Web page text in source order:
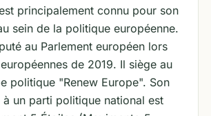
principalement connu pour son
sein de la politique européenne.
au Parlement européen lors
de 2019. Il siège au
politique "Renew Europe". Son
à un parti politique national est